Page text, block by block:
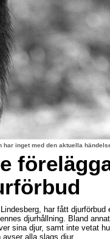
har inget med den aktuella
har fått djurförbud
djurhållning. Bland
sina djur, samt inte vetat
alla slags djur.